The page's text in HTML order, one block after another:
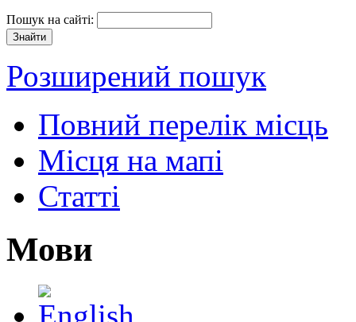
Пошук на сайті:
Розширений пошук
Повний перелік місць
Місця на мапі
Статті
Мови